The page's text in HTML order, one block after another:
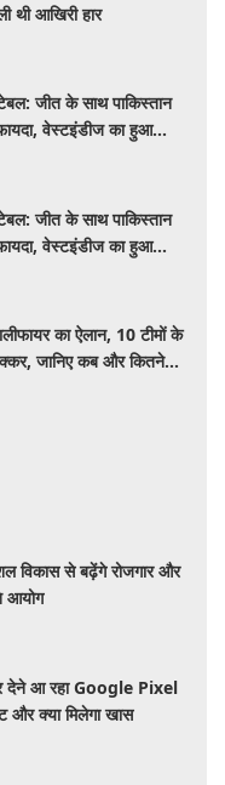
थी आखिरी हार
जीत के साथ पाकिस्तान
वेस्टइंडीज का हुआ
जीत के साथ पाकिस्तान
वेस्टइंडीज का हुआ
का ऐलान, 10 टीमों के
जानिए कब और कितने
विकास से बढ़ेंगे रोजगार और
आयोग
देने आ रहा Google Pixel
और क्या मिलेगा खास